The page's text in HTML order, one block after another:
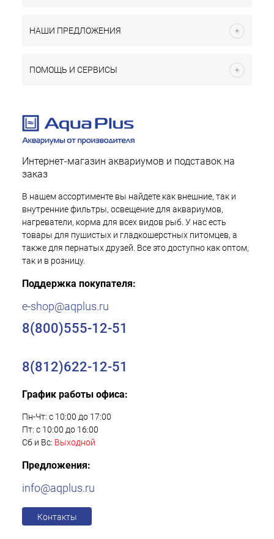
НАШИ ПРЕДЛОЖЕНИЯ
ПОМОЩЬ И СЕРВИСЫ
Интернет-магазин аквариумов и подставок на
заказ
В нашем ассортименте вы найдете как внешние, так и
внутренние фильтры, освещение для аквариумов,
нагреватели, корма для всех видов рыб. У нас есть
товары для пушистых и гладкошерстных питомцев, а
также для пернатых друзей. Все это доступно как оптом,
так и в розницу.
Поддержка покупателя:
e-shop@aqplus.ru
8(800)555-12-51
8(812)622-12-51
График работы офиса:
Пн-Чт: с 10:00 до 17:00
Пт: с 10:00 до 16:00
Сб и Вс: Выходной
Предложения:
info@aqplus.ru
Контакты